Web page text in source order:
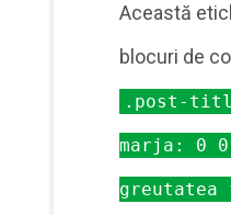
Această
blocuri de
.post-
marja: 0